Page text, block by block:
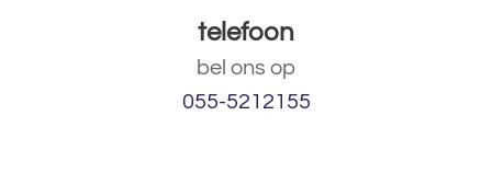
telefoon
bel ons op
055-5212155